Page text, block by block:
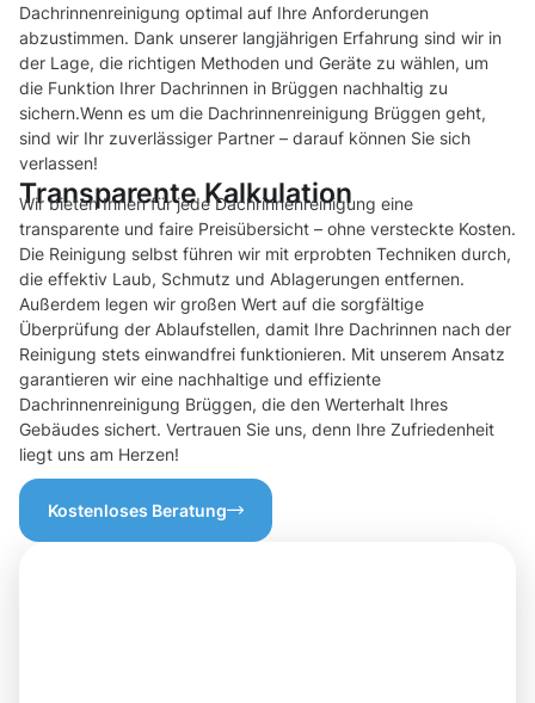
Dachrinnenreinigung optimal auf Ihre Anforderungen
abzustimmen. Dank unserer langjährigen Erfahrung sind wir in
der Lage, die richtigen Methoden und Geräte zu wählen, um
die Funktion Ihrer Dachrinnen in Brüggen nachhaltig zu
sichern.Wenn es um die Dachrinnenreinigung Brüggen geht,
sind wir Ihr zuverlässiger Partner – darauf können Sie sich
verlassen!
Transparente Kalkulation
Wir bieten Ihnen für jede Dachrinnenreinigung eine
transparente und faire Preisübersicht – ohne versteckte Kosten.
Die Reinigung selbst führen wir mit erprobten Techniken durch,
die effektiv Laub, Schmutz und Ablagerungen entfernen.
Außerdem legen wir großen Wert auf die sorgfältige
Überprüfung der Ablaufstellen, damit Ihre Dachrinnen nach der
Reinigung stets einwandfrei funktionieren. Mit unserem Ansatz
garantieren wir eine nachhaltige und effiziente
Dachrinnenreinigung Brüggen, die den Werterhalt Ihres
Gebäudes sichert. Vertrauen Sie uns, denn Ihre Zufriedenheit
liegt uns am Herzen!
Kostenloses Beratung